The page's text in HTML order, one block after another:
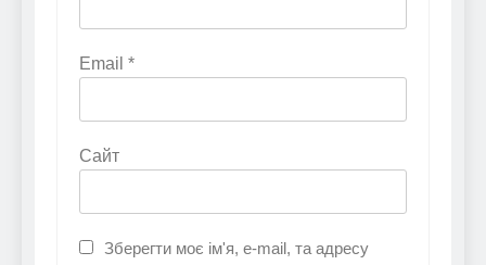
Email *
Сайт
Зберегти моє ім'я, e-mail, та адресу